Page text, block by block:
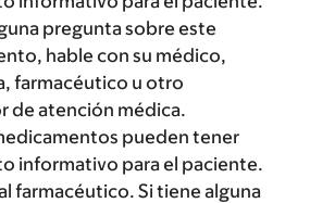
pregunta sobre este
hable con su médico,
farmacéutico u otro
de atención médica.
pueden tener
informativo para el paciente.
farmacéutico. Si tiene alguna